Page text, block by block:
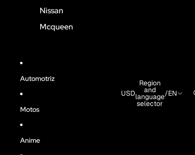
Nissan
Mcqueen
Automotriz
Motos
Anime
USD
Region
and
language
selector
/EN